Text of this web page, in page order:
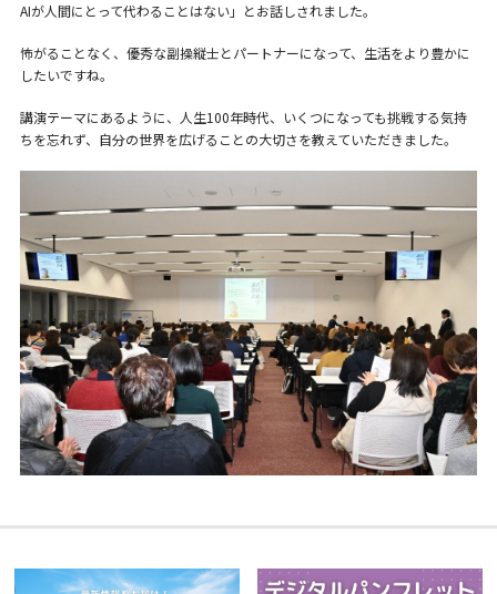
AIが人間にとって代わることはない」とお話しされました。
怖がることなく、優秀な副操縦士とパートナーになって、生活をより豊かに
したいですね。
講演テーマにあるように、人生100年時代、いくつになっても挑戦する気持
ちを忘れず、自分の世界を広げることの大切さを教えていただきました。